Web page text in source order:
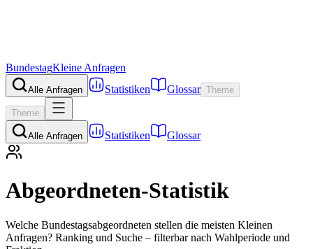
BundestagKleine Anfragen
Alle Anfragen Statistiken Glossar Theme
Theme
Alle Anfragen Statistiken Glossar
Abgeordneten-Statistik
Welche Bundestagsabgeordneten stellen die meisten Kleinen
Anfragen? Ranking und Suche – filterbar nach Wahlperiode und